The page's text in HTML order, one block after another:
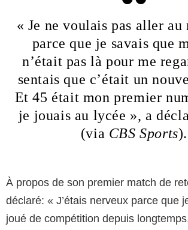
« Je ne voulais pas aller au
parce que je savais que
n’était pas là pour me
sentais que c’était un
Et 45 était mon premier
je jouais au lycée », a
(via CBS Sports).
À propos de son premier match de
déclaré: « J’étais nerveux parce que
joué de compétition depuis